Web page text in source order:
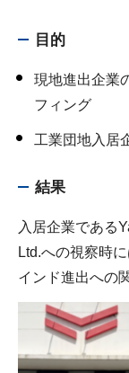
目的
現地進出企業
フィング
工業団地入居
結果
入居企業である
Ltd.への視察時
インド進出への